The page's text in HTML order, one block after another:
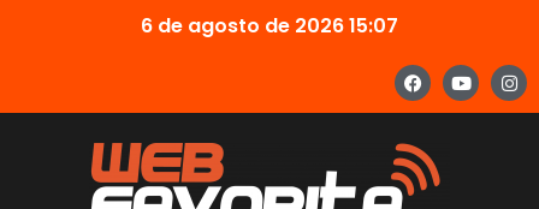
6 de agosto de 2026 15:07